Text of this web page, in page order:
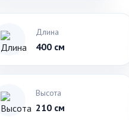
Длина
400 см
Высота
210 см